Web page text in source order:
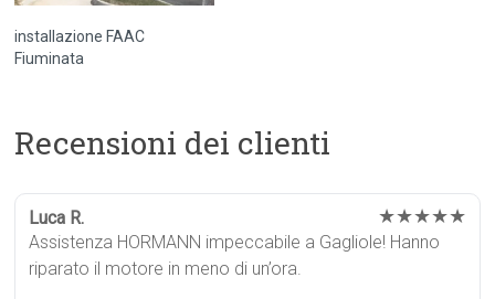
installazione FAAC
Fiuminata
Recensioni dei clienti
Luca R. ★★★★★
Assistenza HORMANN impeccabile a Gagliole! Hanno
riparato il motore in meno di un’ora.